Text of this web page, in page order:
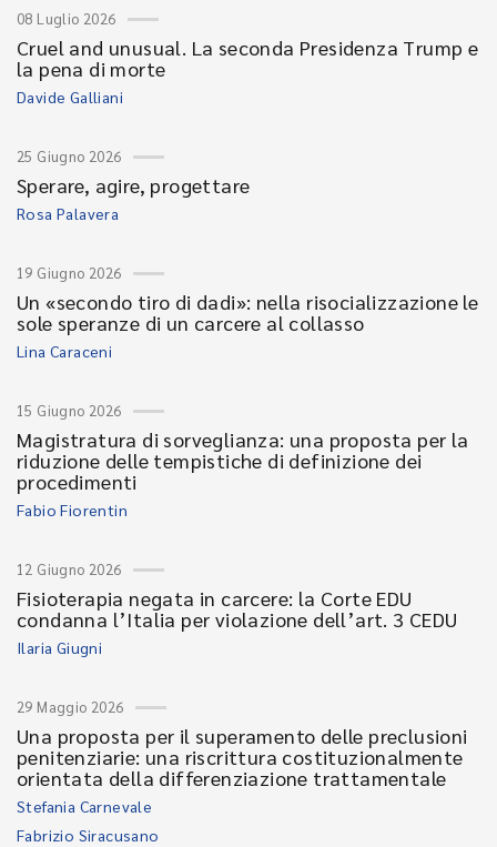
08 Luglio 2026
Cruel and unusual. La seconda Presidenza Trump e
la pena di morte
Davide Galliani
25 Giugno 2026
Sperare, agire, progettare
Rosa Palavera
19 Giugno 2026
Un «secondo tiro di dadi»: nella risocializzazione le
sole speranze di un carcere al collasso
Lina Caraceni
15 Giugno 2026
Magistratura di sorveglianza: una proposta per la
riduzione delle tempistiche di definizione dei
procedimenti
Fabio Fiorentin
12 Giugno 2026
Fisioterapia negata in carcere: la Corte EDU
condanna l’Italia per violazione dell’art. 3 CEDU
Ilaria Giugni
29 Maggio 2026
Una proposta per il superamento delle preclusioni
penitenziarie: una riscrittura costituzionalmente
orientata della differenziazione trattamentale
Stefania Carnevale
Fabrizio Siracusano